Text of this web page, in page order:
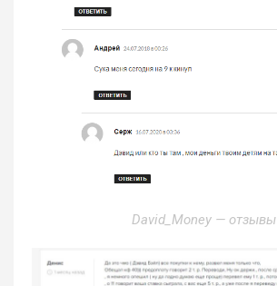
David_Money — отзывы